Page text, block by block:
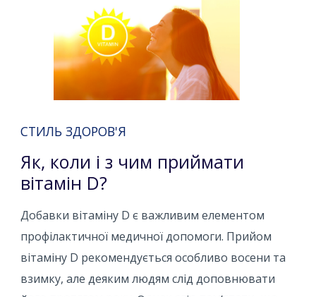
СТИЛЬ ЗДОРОВ'Я
Як, коли і з чим приймати
вітамін D?
Добавки вітаміну D є важливим елементом
профілактичної медичної допомоги. Прийом
вітаміну D рекомендується особливо восени та
взимку, але деяким людям слід доповнювати